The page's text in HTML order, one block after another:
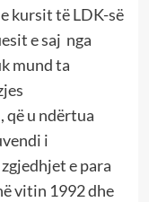
kursit të LDK-së
e saj nga
mund ta
u ndërtua
i
e para
vitin 1992 dhe